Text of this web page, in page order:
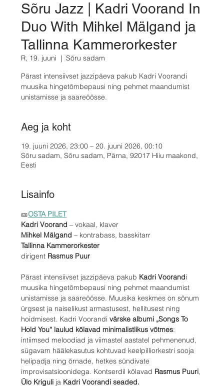
Sõru Jazz | Kadri Voorand In
Duo With Mihkel Mälgand ja
Tallinna Kammerorkester
R, 19. juuni
  |
Sõru sadam
Pärast intensiivset jazzipäeva pakub Kadri Voorandi
muusika hingetõmbepausi ning pehmet maandumist
unistamisse ja saareöösse.
Aeg ja koht
19. juuni 2026, 23:00 – 20. juuni 2026, 00:10
Sõru sadam, Sõru sadam, Pärna, 92017 Hiiu maakond,
Eesti
Lisainfo
🎫OSTA PILET
Kadri Voorand – vokaal, klaver
Mihkel Mälgand – kontrabass, basskitarr
Tallinna Kammerorkester
dirigent Rasmus Puur
Pärast intensiivset jazzipäeva pakub Kadri Voorandi
muusika hingetõmbepausi ning pehmet maandumist
unistamisse ja saareöösse. Muusika keskmes on sõnum
ürgsest ja naiselikust armastusest, hellitusest ning
hoidmisest. Kadri Voorandi värske albumi „Songs To
Hold You“ laulud kõlavad minimalistlikus võtmes:
intiimsed meloodiad ja viimastel aastatel pehmenenud,
sügavam häälekasutus kohtuvad keelpilliorkestri sooja
helipadja ning õrnade, hetkes sündivate
improvisatsioonidega. Kontserdil kõlavad Rasmus Puuri,
Ülo Kriguli ja Kadri Voorandi seaded.